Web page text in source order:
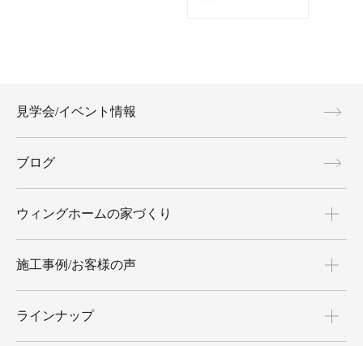
見学会/イベント情報
ブログ
ウィングホームの家づくり
施工事例/お客様の声
ラインナップ